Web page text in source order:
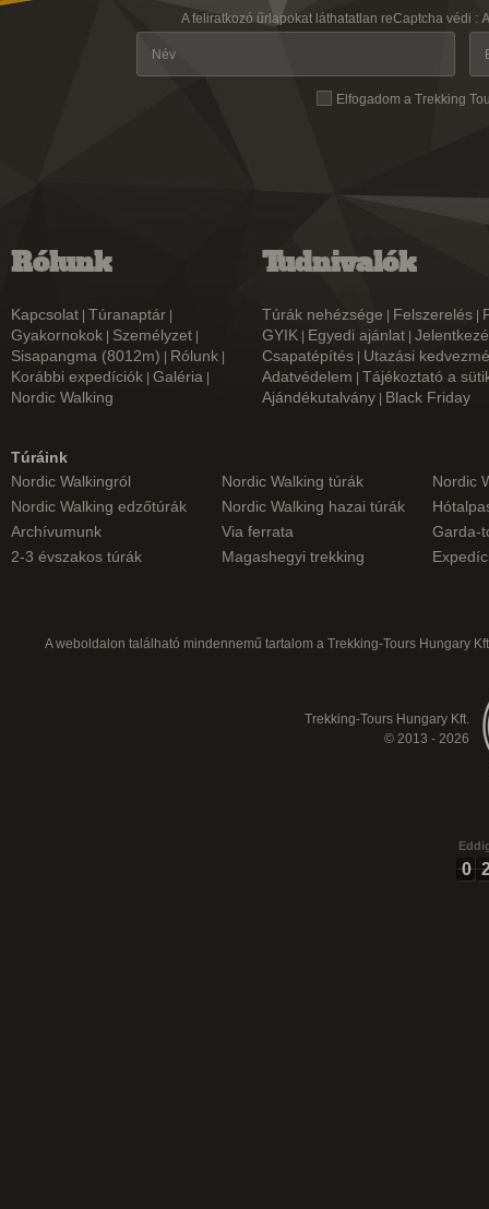
A feliratkozó űrlapokat láthatatlan reCaptcha védi :
Elfogadom a Trekking
Rólunk
Kapcsolat Túranaptár
Gyakornokok Személyzet
Sisapangma (8012m) Rólunk
Korábbi expedíciók Galéria
Nordic Walking
Tudnivalók
Túrák nehézsége Felszerelés
GYIK
Egyedi ajánlat
Csapatépítés
Utazási
Adatvédelem
Tájékoztató a
Ajándékutalvány
Black Friday
Túráink
Nordic Walkingról
Nordic Walking túrák
Nordic
Nordic Walking edzőtúrák
Nordic Walking hazai túrák
Archívumunk
Via ferrata
Garda-
2-3 évszakos túrák
Magashegyi trekking
A weboldalon található mindennemű tartalom a Trekking-Tours Hungary
Trekking-Tours Hungary Kft.
© 2013 - 2026
0